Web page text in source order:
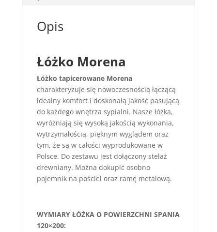
Opis
Łóżko Morena
Łóżko tapicerowane Morena
charakteryzuje się nowoczesnością łączącą
idealny komfort i doskonałą jakość pasującą
do każdego wnętrza sypialni. Nasze łóżka,
wyróżniają się wysoką jakością wykonania,
wytrzymałością, pięknym wyglądem oraz
tym, że są w całości wyprodukowane w
Polsce. Do zestawu jest dołączony stelaż
drewniany. Można dokupić osobno
pojemnik na pościel oraz ramę metalową.
WYMIARY ŁÓŻKA O POWIERZCHNI SPANIA
120×200: